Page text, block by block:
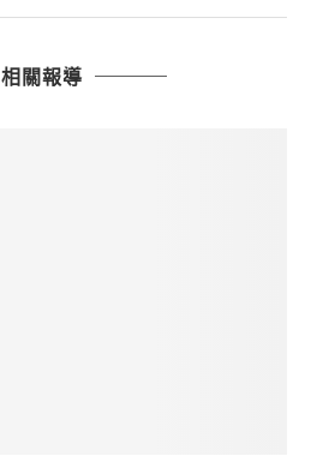
相關報導